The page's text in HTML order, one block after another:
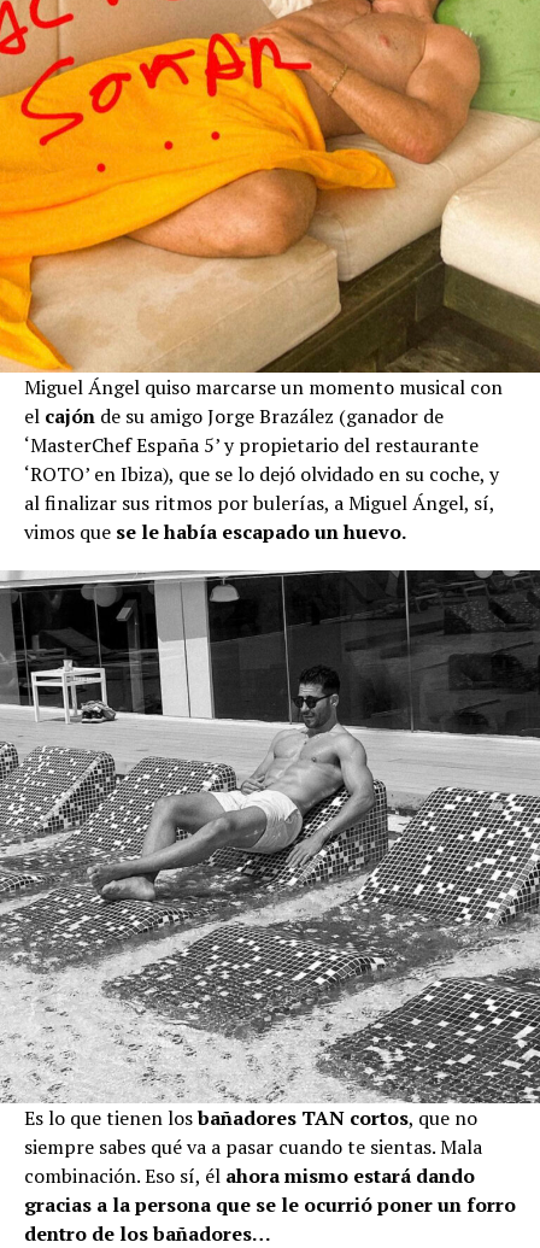
Miguel Ángel quiso marcarse un momento musical con
el cajón de su amigo Jorge Brazález (ganador de
‘MasterChef España 5’ y propietario del restaurante
‘ROTO’ en Ibiza), que se lo dejó olvidado en su coche, y
al finalizar sus ritmos por bulerías, a Miguel Ángel, sí,
vimos que se le había escapado un huevo.
Es lo que tienen losbañadores TAN cortos, que no
siempre sabes qué va a pasar cuando te sientas. Mala
combinación. Eso sí, él ahora mismo estará dando
gracias a la persona que se le ocurrió poner un forro
dentro de los bañadores…